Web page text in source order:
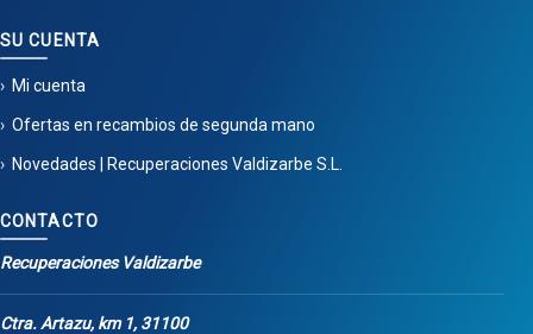
SU CUENTA
Mi cuenta
Ofertas en recambios de segunda mano
Novedades | Recuperaciones Valdizarbe S.L.
CONTACTO
Recuperaciones Valdizarbe
Ctra. Artazu, km 1, 31100